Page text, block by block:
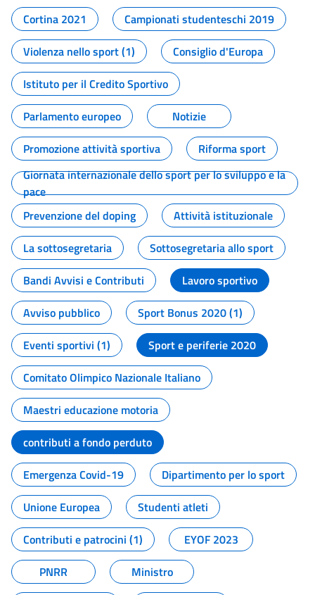
Cortina 2021
Campionati studenteschi 2019
Violenza nello sport (1)
Consiglio d'Europa
Istituto per il Credito Sportivo
Parlamento europeo
Notizie
Promozione attività sportiva
Riforma sport
Giornata internazionale dello sport per lo sviluppo e la
pace
Prevenzione del doping
Attività istituzionale
La sottosegretaria
Sottosegretaria allo sport
Bandi Avvisi e Contributi
Lavoro sportivo
Avviso pubblico
Sport Bonus 2020 (1)
Eventi sportivi (1)
Sport e periferie 2020
Comitato Olimpico Nazionale Italiano
Maestri educazione motoria
contributi a fondo perduto
Emergenza Covid-19
Dipartimento per lo sport
Unione Europea
Studenti atleti
Contributi e patrocini (1)
EYOF 2023
PNRR
Ministro